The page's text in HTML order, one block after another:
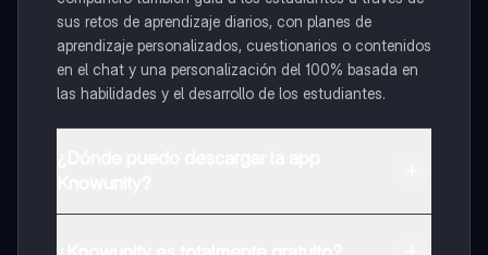
sus retos de aprendizaje diarios, con planes de
aprendizaje personalizados, cuestionarios o contenidos
en el chat y una personalización del 100% basada en
las habilidades y el desarrollo de los estudiantes.